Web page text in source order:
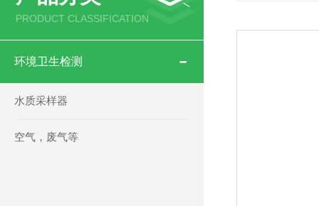
PRODUCT CLASSIFICATION
环境卫生检测
水质采样器
空气，废气等